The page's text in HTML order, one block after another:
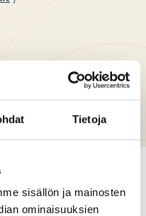
Tietoja
sisällön ja mainosten
ominaisuuksien